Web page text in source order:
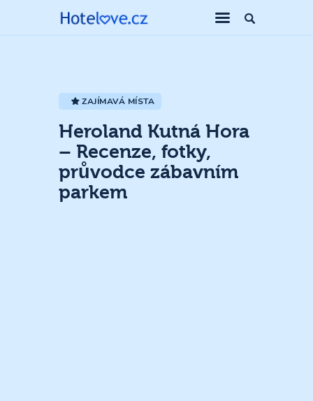
ZAJÍMAVÁ MÍSTA
Heroland Kutná Hora
– Recenze, fotky,
průvodce zábavním
parkem